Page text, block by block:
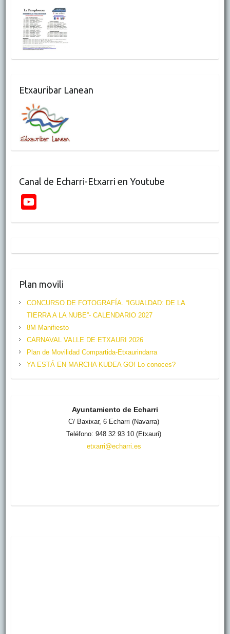
Etxauribar Lanean
Canal de Echarri-Etxarri en Youtube
h
a
n
Plan movili
CONCURSO DE FOTOGRAFÍA. “IGUALDAD: DE LA
TIERRA A LA NUBE”- CALENDARIO 2027
8M Manifiesto
CARNAVAL VALLE DE ETXAURI 2026
Plan de Movilidad Compartida-Etxaurindarra
YA ESTÁ EN MARCHA KUDEA GO! Lo conoces?
Ayuntamiento de Echarri
C/ Baxixar, 6 Echarri (Navarra)
Teléfono: 948 32 93 10 (Etxauri)
etxarri@echarri.es